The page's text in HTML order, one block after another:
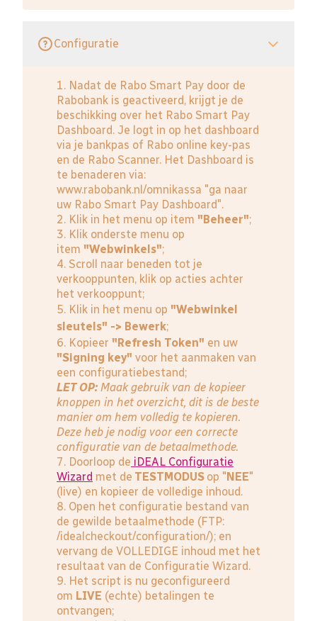
Configuratie
1. Nadat de Rabo Smart Pay door de
Rabobank is geactiveerd, krijgt je de
beschikking over het Rabo Smart Pay
Dashboard. Je logt in op het dashboard
via je bankpas of Rabo online key-pas
en de Rabo Scanner. Het Dashboard is
te benaderen via:
www.rabobank.nl/omnikassa "ga naar
uw Rabo Smart Pay Dashboard".
2. Klik in het menu op item "Beheer";
3. Klik onderste menu op
item "Webwinkels";
4. Scroll naar beneden tot je
verkooppunten, klik op acties achter
het verkooppunt;
5. Klik in het menu op "Webwinkel
sleutels" -> Bewerk;
6. Kopieer "Refresh Token" en uw
"Signing key" voor het aanmaken van
een configuratiebestand;
LET OP: Maak gebruik van de kopieer
knoppen in het overzicht, dit is de beste
manier om hem volledig te kopieren.
Deze heb je nodig voor een correcte
configuratie van de betaalmethode.
7. Doorloop de iDEAL Configuratie
Wizard met de TESTMODUS op " NEE"
(live) en kopieer de volledige inhoud.
8. Open het configuratie bestand van
de gewilde betaalmethode (FTP:
/idealcheckout/configuration/); en
vervang de VOLLEDIGE inhoud met het
resultaat van de Configuratie Wizard.
9. Het script is nu geconfigureerd
om LIVE (echte) betalingen te
ontvangen;